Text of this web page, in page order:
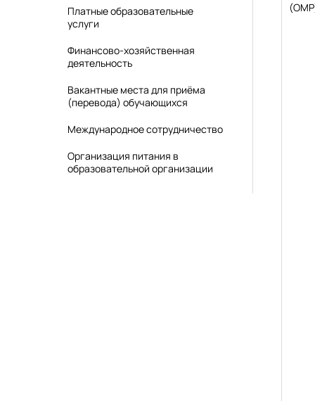
Платные образовательные
услуги
Финансово-хозяйственная
деятельность
Вакантные места для приёма
(перевода) обучающихся
Международное сотрудничество
Организация питания в
образовательной организации